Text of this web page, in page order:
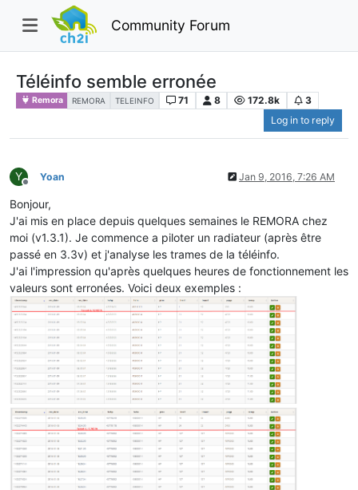
Community Forum
Téléinfo semble erronée
Remora REMORA TELEINFO 71 8 172.8k
3
Log in to reply
Y
Offline
Yoan Jan 9, 2016, 7:26 AM
Bonjour,
J'ai mis en place depuis quelques semaines le REMORA chez
moi (v1.3.1). Je commence a piloter un radiateur (après être
passé en 3.3v) et j'analyse les trames de la téléinfo.
J'ai l'impression qu'après quelques heures de fonctionnement les
valeurs sont erronées. Voici deux exemples :